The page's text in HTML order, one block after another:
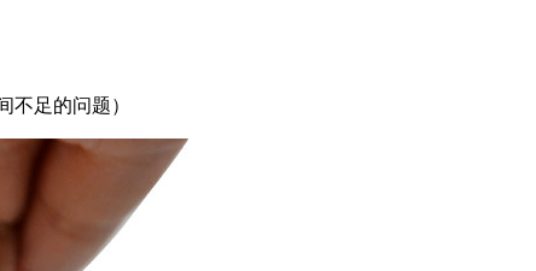
不足的问题）